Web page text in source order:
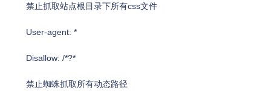
禁止抓取站点根目录下所有css文件
User-agent: *
Disallow: /*?*
禁止蜘蛛抓取所有动态路径